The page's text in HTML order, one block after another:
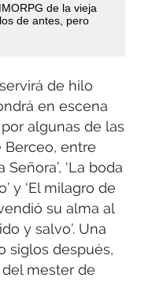
de la vieja
de antes, pero
de hilo
en escena
algunas de las
Berceo, entre
‘La boda
y ‘El milagro de
su alma al
y salvo’. Una
siglos después,
mester de